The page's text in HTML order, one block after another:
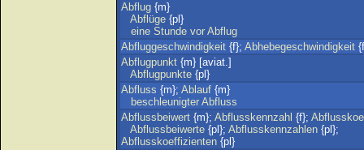
Abflug {m}
Abflüge {pl}
eine Stunde vor Abflug
Abfluggeschwindigkeit {f}; Abhebegeschwindigkeit
Abflugpunkt {m} [aviat.]
Abflugpunkte {pl}
Abfluss {m}; Ablauf {m}
beschleunigter Abfluss
Abflussbeiwert {m}; Abflusskennzahl {f};
Abflussbeiwerte {pl}; Abflusskennzahlen {pl};
Abflusskoeffizienten {pl}